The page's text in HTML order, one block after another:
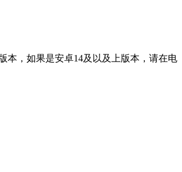
本，如果是安卓14及以及上版本，请在电